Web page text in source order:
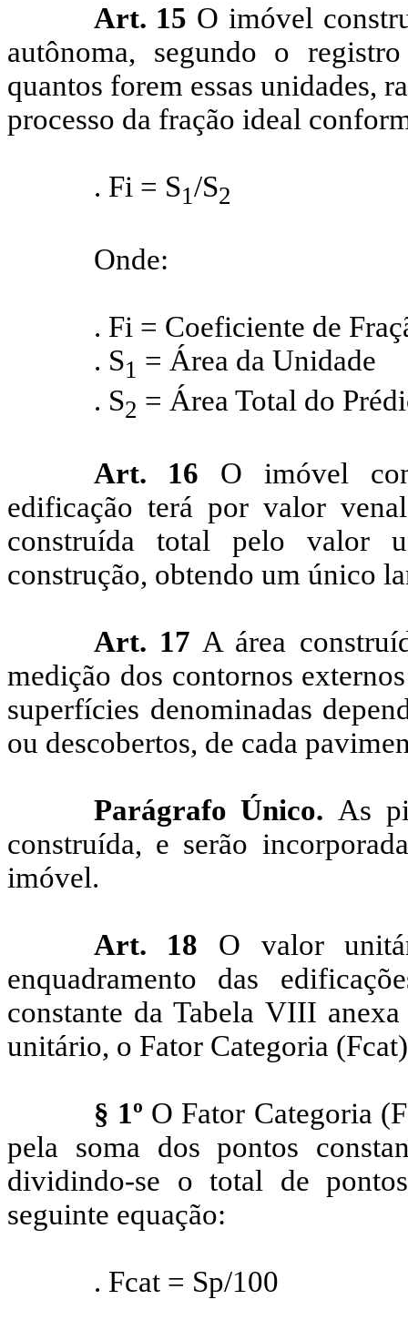
Art. 15 O imóvel
autônoma, segundo o
quantos forem essas unidades,
processo da fração ideal
. Fi = S1/S2
Onde:
. Fi = Coeficiente de
. S1 = Área da Unidade
. S2 = Área Total do
Art. 16 O imóvel
edificação terá por valor
construída total pelo valor
construção, obtendo um único
Art. 17 A área
medição dos contornos
superfícies denominadas
ou descobertos, de cada
Parágrafo Único. As
construída, e serão
imóvel.
Art. 18 O valor
enquadramento das
constante da Tabela VIII
unitário, o Fator Categoria (Fcat
§ 1º O Fator Categoria (
pela soma dos pontos
dividindo-se o total de
seguinte equação:
. Fcat= Sp/100